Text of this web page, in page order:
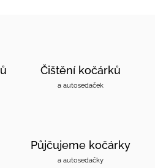
Čištění kočárků
a autosedaček
Půjčujeme kočárky
a autosedačky